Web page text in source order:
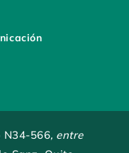
N34-566, entre